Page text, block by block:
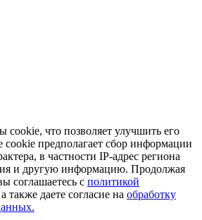
cookie, что позволяет улучшить его
cookie предполагает сбор информации
в частности IP-адрес региона
и другую информацию. Продолжая
соглашаетесь с политикой
также даете согласие на обработку